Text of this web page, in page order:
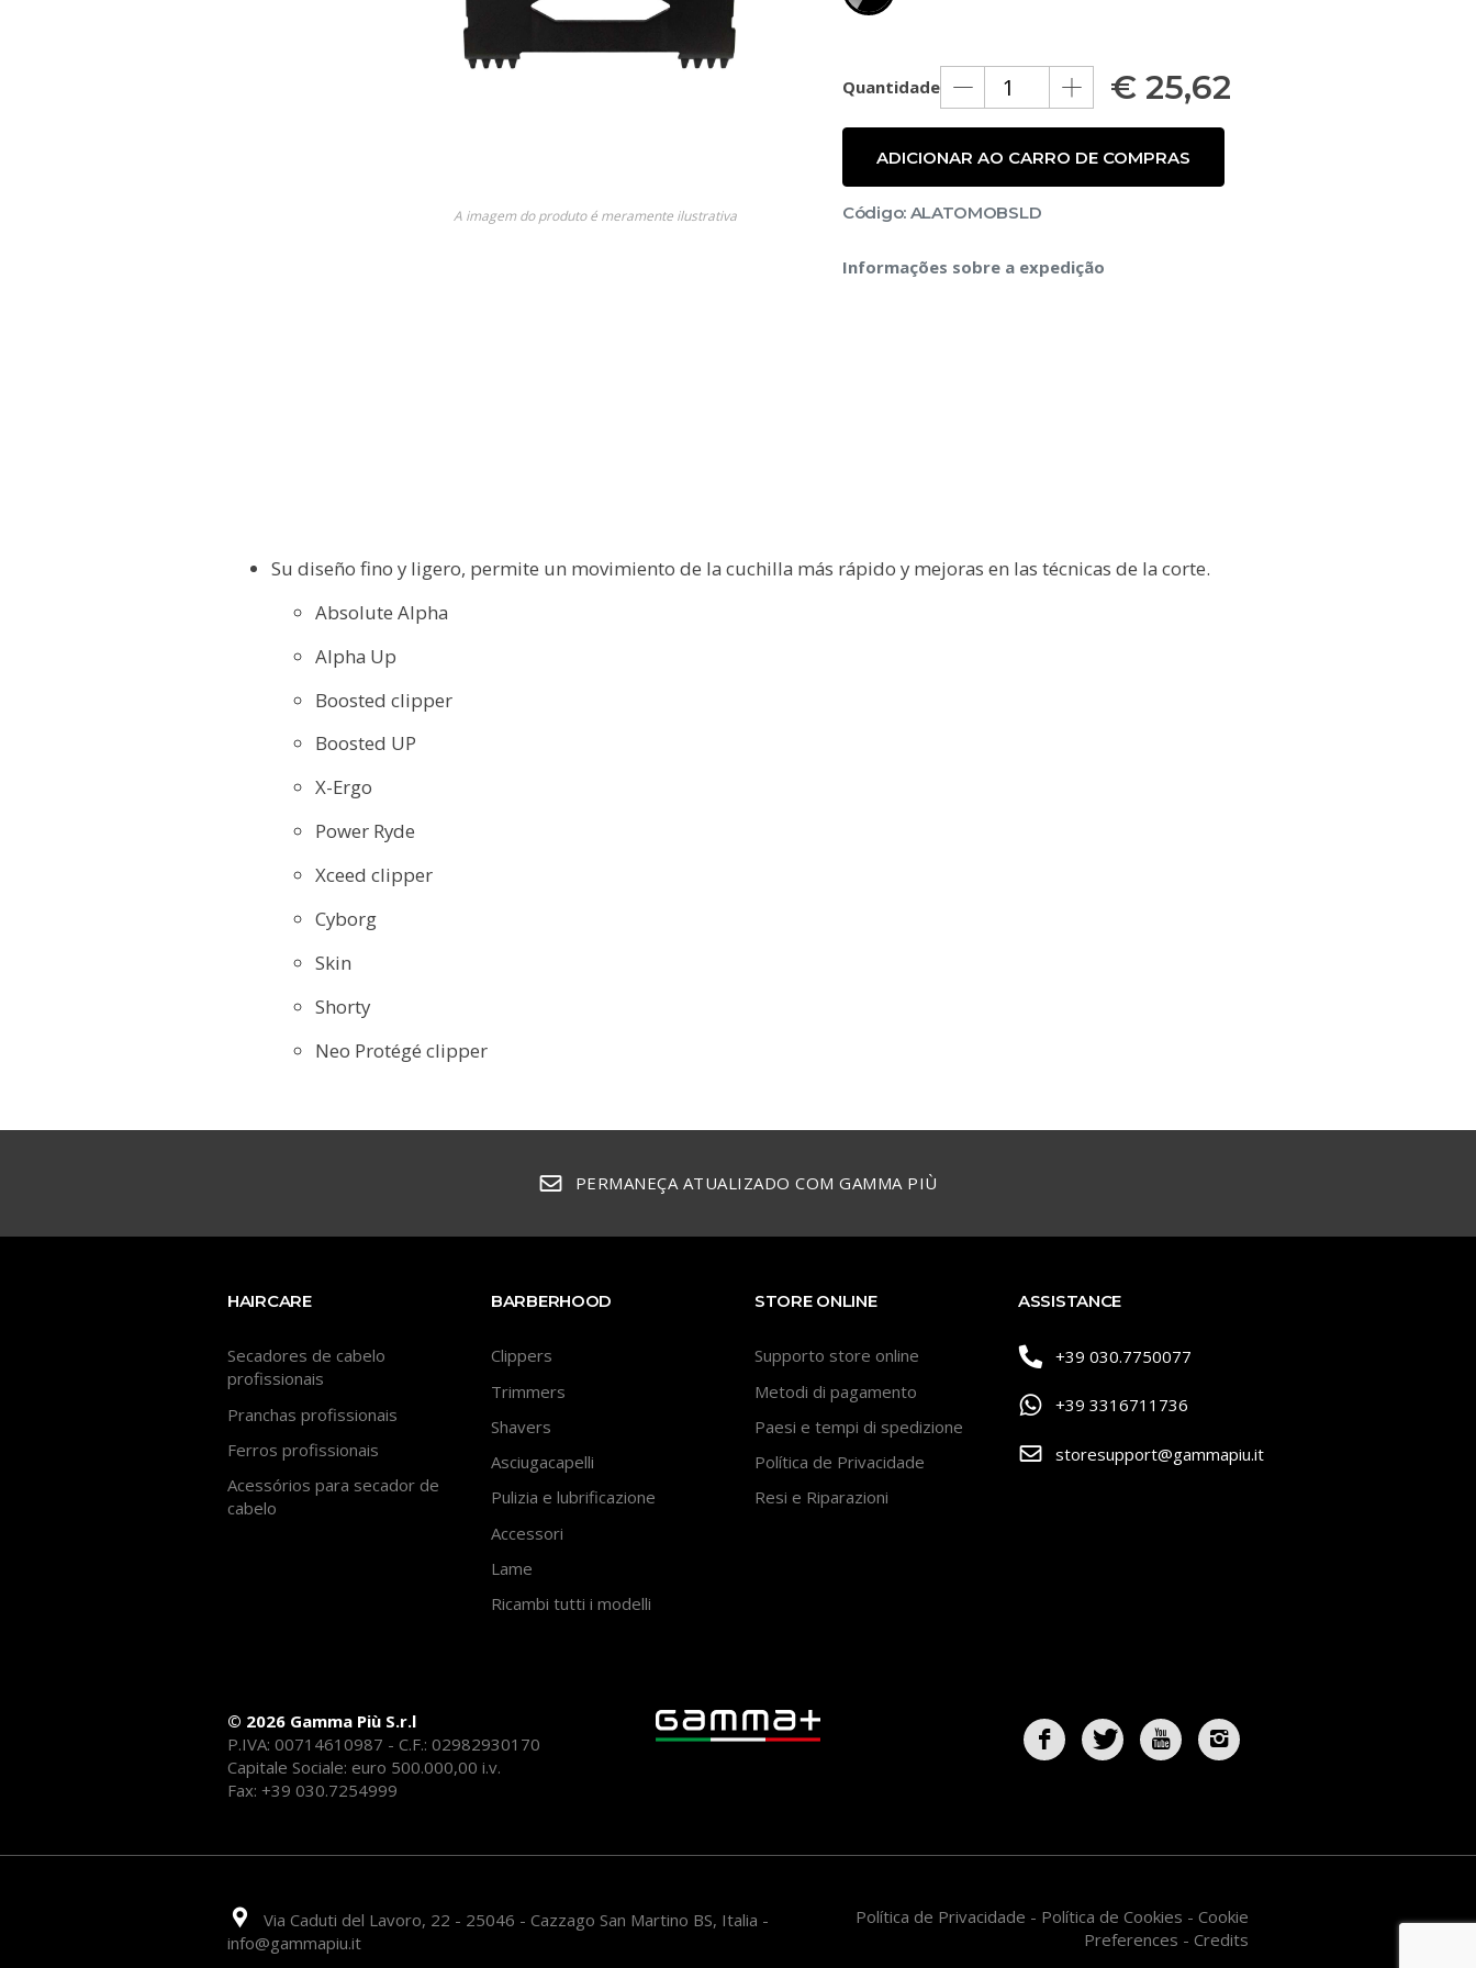
A imagem do produto é meramente ilustrativa
Quantidade € 25,62
ADICIONAR AO CARRO DE COMPRAS
Código: ALATOMOBSLD
Informações sobre a expedição
Su diseño fino y ligero, permite un movimiento de la cuchilla más rápido y mejoras en las técnicas de la corte.
Absolute Alpha
Alpha Up
Boosted clipper
Boosted UP
X-Ergo
Power Ryde
Xceed clipper
Cyborg
Skin
Shorty
Neo Protégé clipper
PERMANEÇA ATUALIZADO COM GAMMA PIÙ
HAIRCARE
Secadores de cabelo
profissionais
Pranchas profissionais
Ferros profissionais
Acessórios para secador de
cabelo
BARBERHOOD
Clippers
Trimmers
Shavers
Asciugacapelli
Pulizia e lubrificazione
Accessori
Lame
Ricambi tutti i modelli
STORE ONLINE
Supporto store online
Metodi di pagamento
Paesi e tempi di spedizione
Política de Privacidade
Resi e Riparazioni
ASSISTANCE
+39 030.7750077
+39 3316711736
storesupport@gammapiu.it
© 2026 Gamma Più S.r.l
P.IVA: 00714610987 - C.F.: 02982930170
Capitale Sociale: euro 500.000,00 i.v.
Fax: +39 030.7254999
Via Caduti del Lavoro, 22 - 25046 - Cazzago San Martino BS, Italia -
info@gammapiu.it
Política de Privacidade - Política de Cookies - Cookie
Preferences - Credits